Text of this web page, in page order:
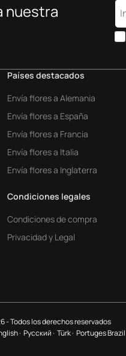
nuestra
Países destacados
Envía flores a Alemania
Envía flores a España
Envía flores a Francia
Envía flores a Italia
Envía flores a Inglaterra
Condiciones legales
Condiciones de compra
Privacidad y Legal
- Todos los derechos reservados
· Pусский · Türk · Portuges Brazil